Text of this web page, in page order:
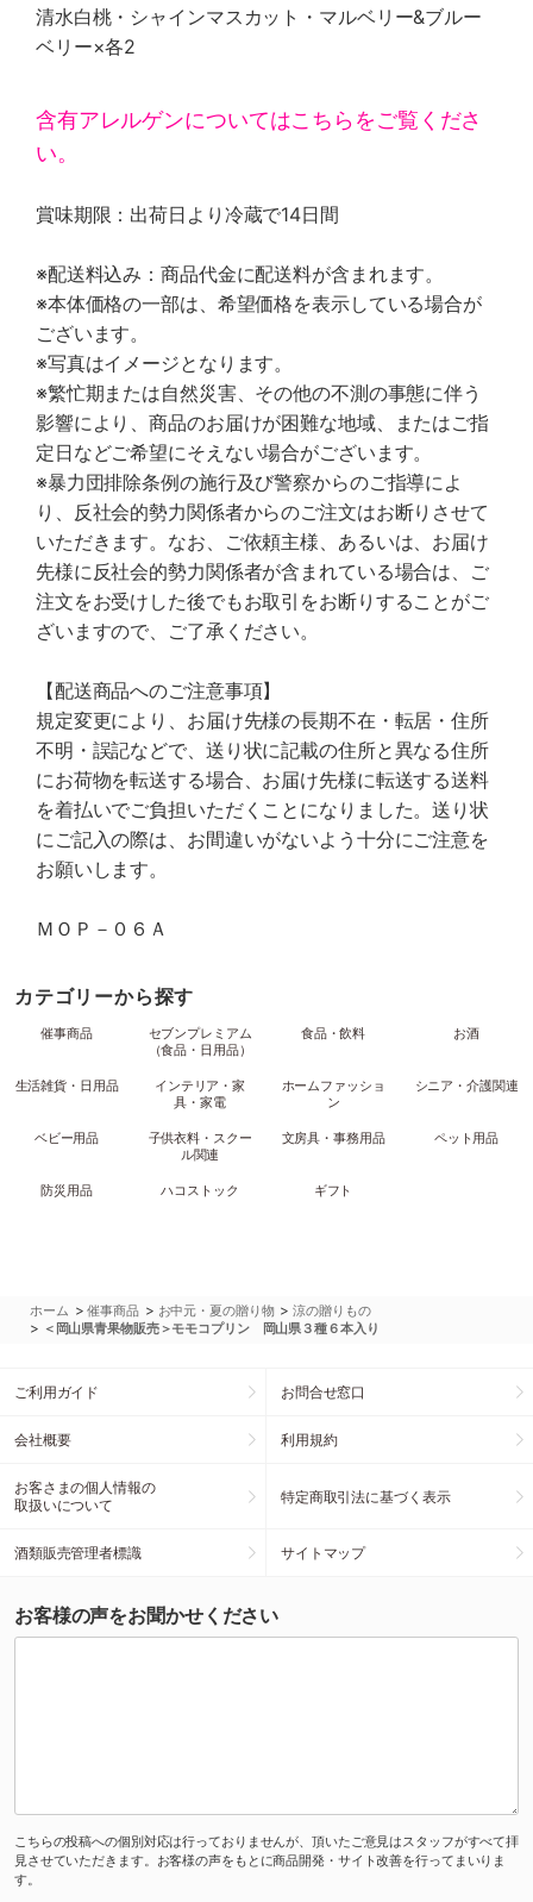
清水白桃・シャインマスカット・マルベリー&ブルー
ベリー×各2
含有アレルゲンについてはこちらをご覧くださ
い。
賞味期限：出荷日より冷蔵で14日間
※配送料込み：商品代金に配送料が含まれます。
※本体価格の一部は、希望価格を表示している場合が
ございます。
※写真はイメージとなります。
※繁忙期または自然災害、その他の不測の事態に伴う
影響により、商品のお届けが困難な地域、またはご指
定日などご希望にそえない場合がございます。
※暴力団排除条例の施行及び警察からのご指導によ
り、反社会的勢力関係者からのご注文はお断りさせて
いただきます。なお、ご依頼主様、あるいは、お届け
先様に反社会的勢力関係者が含まれている場合は、ご
注文をお受けした後でもお取引をお断りすることがご
ざいますので、ご了承ください。
【配送商品へのご注意事項】
規定変更により、お届け先様の長期不在・転居・住所
不明・誤記などで、送り状に記載の住所と異なる住所
にお荷物を転送する場合、お届け先様に転送する送料
を着払いでご負担いただくことになりました。送り状
にご記入の際は、お間違いがないよう十分にご注意を
お願いします。
ＭＯＰ－０６Ａ
カテゴリーから探す
催事商品
セブンプレミアム
（食品・日用品）
食品・飲料 お酒
生活雑貨・日用品
インテリア・家
具・家電
ホームファッショ
ン
シニア・介護関連
ベビー用品
子供衣料・スクー
ル関連
文房具・事務用品 ペット用品
防災用品 ハコストック ギフト
ホーム >催事商品 > お中元・夏の贈り物 >涼の贈りもの
> ＜岡山県青果物販売＞モモコプリン 岡山県３種６本入り
ご利用ガイド お問合せ窓口
会社概要 利用規約
お客さまの個人情報の
取扱いについて
特定商取引法に基づく表示
酒類販売管理者標識 サイトマップ
お客様の声をお聞かせください
こちらの投稿への個別対応は行っておりませんが、頂いたご意見はスタッフがすべて拝
見させていただきます。お客様の声をもとに商品開発・サイト改善を行ってまいりま
す。